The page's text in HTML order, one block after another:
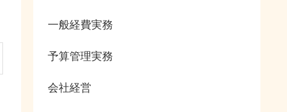
一般経費実務
予算管理実務
会社経営